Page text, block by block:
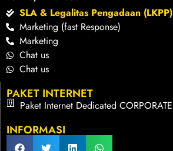
SLA & Legalitas Pengadaan (LKPP)
Marketing (fast Response)
Marketing
Chat us
Chat us
PAKET INTERNET
Paket Internet Dedicated CORPORATE
INFORMASI